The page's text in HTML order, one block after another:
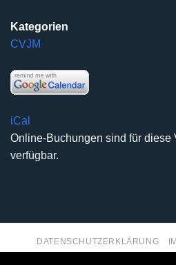
Kategorien
CVJM
iCal
Online-Buchungen sind für diese
verfügbar.
DATENSCHUTZERKLÄRUNG